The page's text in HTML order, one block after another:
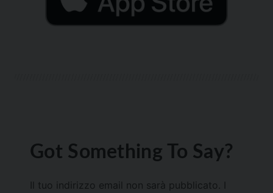
Got Something To Say?
Il tuo indirizzo email non sarà pubblicato.